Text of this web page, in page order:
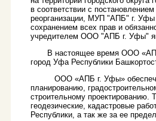
в соответствии с
реорганизации, МУП "АПБ" г.
сохранением всех прав и
учредителем ООО "АПБ г. Уфы"
В настоящее время ООО
город Уфа Республики
ООО «АПБ г. Уфы»
планированию,
строительному проектированию.
геодезические, кадастровые
Республики, а так же за ее